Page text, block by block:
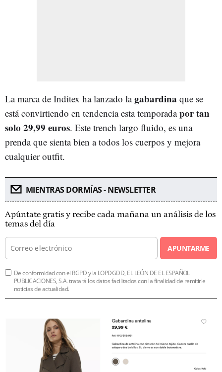
La marca de Inditex ha lanzado lagabardina que se
está convirtiendo en tendencia esta temporadapor tan
solo 29,99 euros. Este trench largo fluido, es una
prenda que sienta bien a todos los cuerpos y mejora
cualquier outfit.
MIENTRAS DORMÍAS - NEWSLETTER
Apúntate gratis y recibe cada mañana un análisis de los
temas del día
APUNTARME
De conformidad con el RGPD y la LOPDGDD, EL LEÓN DE EL ESPAÑOL
PUBLICACIONES, S.A. tratará los datos facilitados con la finalidad de remitirle
noticias de actualidad.